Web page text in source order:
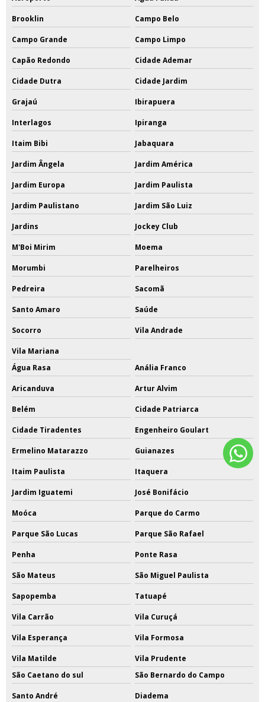
Brooklin Campo Belo
Campo Grande Campo Limpo
Capão Redondo Cidade Ademar
Cidade Dutra Cidade Jardim
Grajaú Ibirapuera
Interlagos Ipiranga
Itaim Bibi Jabaquara
Jardim Ângela Jardim América
Jardim Europa Jardim Paulista
Jardim Paulistano Jardim São Luiz
Jardins Jockey Club
M'Boi Mirim Moema
Morumbi Parelheiros
Pedreira Sacomã
Santo Amaro Saúde
Socorro Vila Andrade
Vila Mariana
Água Rasa
Anália Franco
Aricanduva Artur Alvim
Belém Cidade Patriarca
Cidade Tiradentes Engenheiro Goulart
Ermelino Matarazzo Guianazes
Itaim Paulista Itaquera
Jardim Iguatemi José Bonifácio
Moóca Parque do Carmo
Parque São Lucas Parque São Rafael
Penha Ponte Rasa
São Mateus São Miguel Paulista
Sapopemba Tatuapé
Vila Carrão Vila Curuçá
Vila Esperança Vila Formosa
Vila Matilde
Vila Prudente
São Caetano do sul
São Bernardo do Campo
Santo André Diadema